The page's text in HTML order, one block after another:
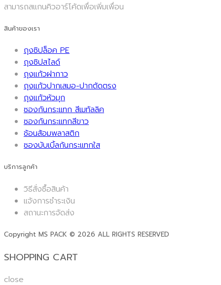
สามารถสแกนคิวอาร์โค้ดเพื่อเพิ่มเพื่อน
สินค้าของเรา
ถุงซิปล็อค PE
ถุงซิปสไลด์
ถุงแก้วฝากาว
ถุงแก้วปากเสมอ-ปากตัดตรง
ถุงแก้วหัวมุก
ซองกันกระแทก สีเมทัลลิค
ซองกันกระแทกสีขาว
ช้อนส้อมพลาสติก
ซองบับเบิ้ลกันกระแทกใส
บริการลูกค้า
วิธีสั่งซื้อสินค้า
แจ้งการชำระเงิน
สถานะการจัดส่ง
Copyright MS PACK © 2026 ALL RIGHTS RESERVED
SHOPPING CART
close